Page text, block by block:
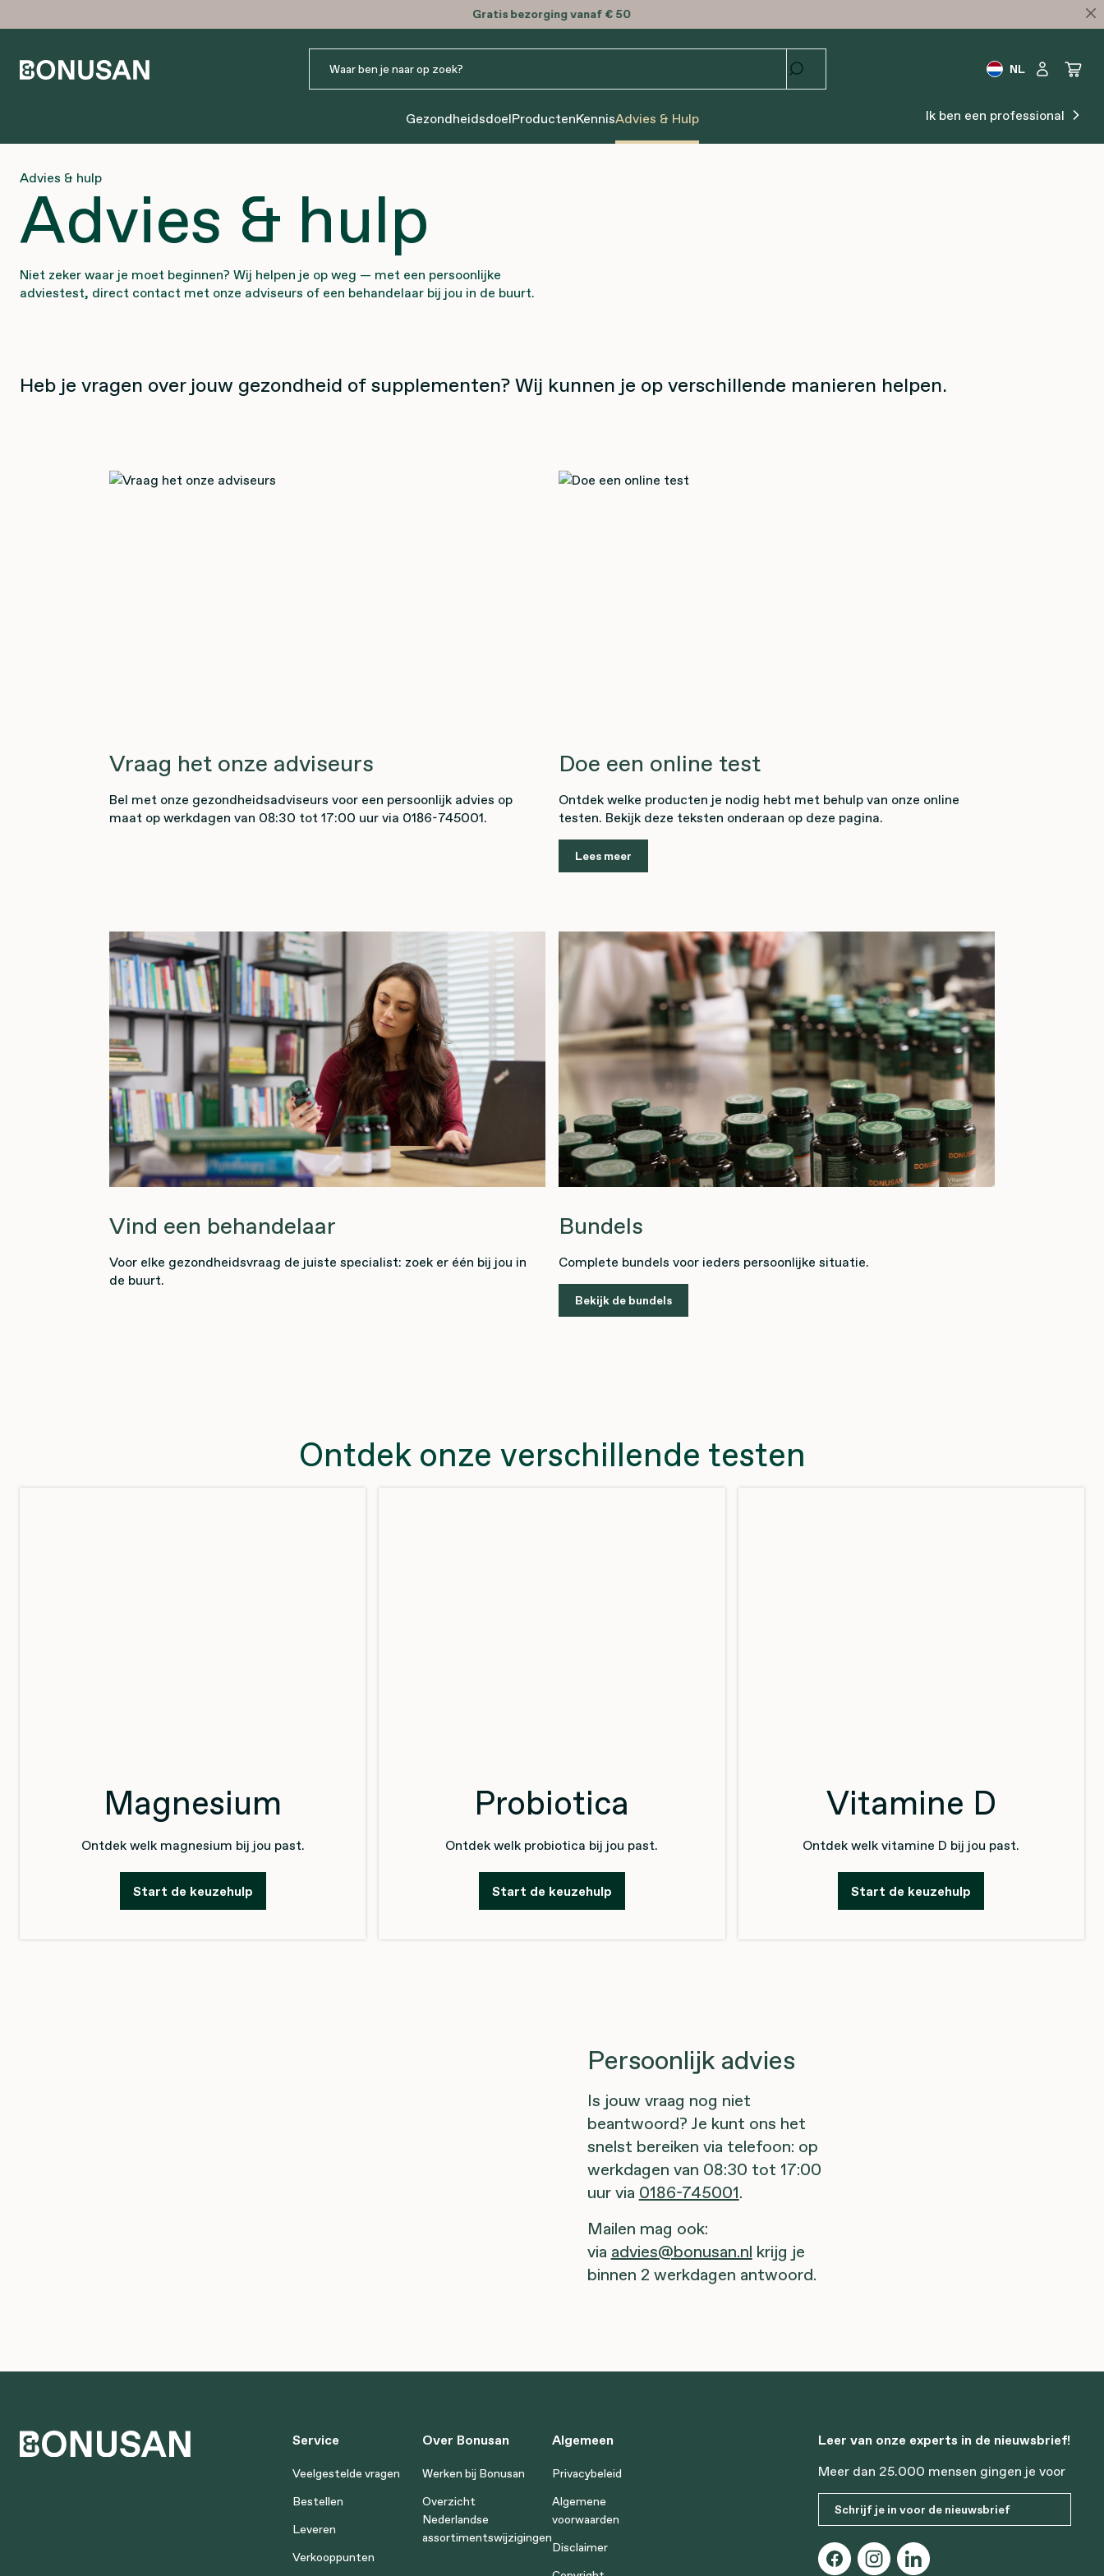
Gratisbezorging vanaf € 50
NL
GezondheidsdoelProductenKennisAdvies & Hulp Ik ben een professional
Advies & hulp
Advies & hulp
Niet zeker waar je moet beginnen? Wij helpen je op weg — met een persoonlijke
adviestest, direct contact met onze adviseurs of een behandelaar bij jou in de buurt.
Heb je vragen over jouw gezondheid of supplementen? Wij kunnen je op verschillende manieren helpen.
Vraag het onze adviseurs
Bel met onze gezondheidsadviseurs voor een persoonlijk advies op
maat op werkdagen van 08:30 tot 17:00 uur via 0186-745001.
Doe een online test
Ontdek welke producten je nodig hebt met behulp van onze online
testen. Bekijk deze teksten onderaan op deze pagina.
Lees meer
Vind een behandelaar
Voor elke gezondheidsvraag de juiste specialist: zoek er één bij jou in
de buurt.
Bundels
Complete bundels voor ieders persoonlijke situatie.
Bekijk de bundels
Ontdek onze verschillende testen
Magnesium
Ontdek welk magnesium bij jou past.
Start de keuzehulp
Probiotica
Ontdek welk probiotica bij jou past.
Start de keuzehulp
Vitamine D
Ontdek welk vitamine D bij jou past.
Start de keuzehulp
Persoonlijk advies
Is jouw vraag nog niet
beantwoord? Je kunt ons het
snelst bereiken via telefoon: op
werkdagen van 08:30 tot 17:00
uur via 0186-745001.
Mailen mag ook:
via advies@bonusan.nl krijg je
binnen 2 werkdagen antwoord.
Service
Veelgestelde vragen
Bestellen
Leveren
Verkooppunten
Over Bonusan
Werken bij Bonusan
Overzicht
Nederlandse
assortimentswijzigingen
Algemeen
Privacybeleid
Algemene
voorwaarden
Disclaimer
Leer van onze experts in de nieuwsbrief!
Meer dan 25.000 mensen gingen je voor
Schrijf je in voor de nieuwsbrief